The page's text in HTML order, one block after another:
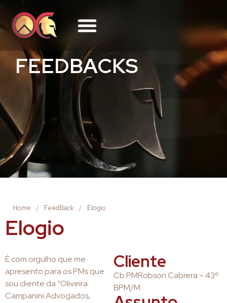
FEEDBACKS
Home / FeedBack / Elogio
Elogio
É com orgulho que me
apresento para os PMs que
sou cliente da “Oliveira
Campanini Advogados,
Cliente
Cb PMRobson Cabrera – 43º
BPM/M